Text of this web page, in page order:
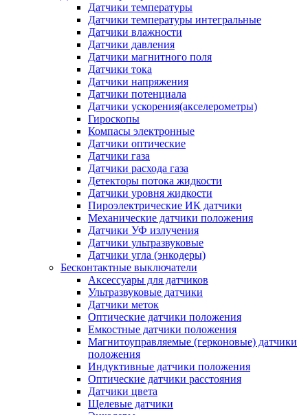
Датчики температуры
Датчики температуры интегральные
Датчики влажности
Датчики давления
Датчики магнитного поля
Датчики тока
Датчики напряжения
Датчики потенциала
Датчики ускорения(акселерометры)
Гироскопы
Компасы электронные
Датчики оптические
Датчики газа
Датчики расхода газа
Детекторы потока жидкости
Датчики уровня жидкости
Пироэлектрические ИК датчики
Механические датчики положения
Датчики УФ излучения
Датчики ультразвуковые
Датчики угла (энкодеры)
Бесконтактные выключатели
Аксессуары для датчиков
Ультразвуковые датчики
Датчики меток
Оптические датчики положения
Емкостные датчики положения
Магнитоуправляемые (герконовые) датчики
положения
Индуктивные датчики положения
Оптические датчики расстояния
Датчики цвета
Щелевые датчики